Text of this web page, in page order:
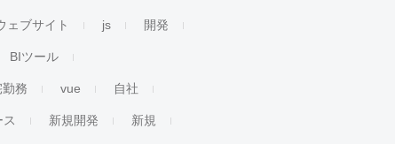
ェブサイト js 開発
BIツール
務 vue 自社
新規開発 新規